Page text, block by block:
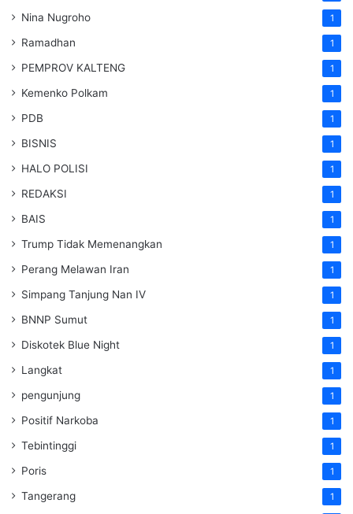
Nina Nugroho 1
Ramadhan 1
PEMPROV KALTENG 1
Kemenko Polkam 1
PDB 1
BISNIS 1
HALO POLISI 1
REDAKSI 1
BAIS 1
Trump Tidak Memenangkan 1
Perang Melawan Iran 1
Simpang Tanjung Nan IV 1
BNNP Sumut 1
Diskotek Blue Night 1
Langkat 1
pengunjung 1
Positif Narkoba 1
Tebintinggi 1
Poris 1
Tangerang 1